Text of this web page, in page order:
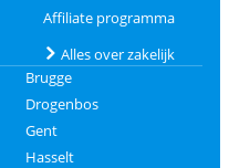
Affiliate programma
Alles over zakelijk
Brugge
Drogenbos
Gent
Hasselt